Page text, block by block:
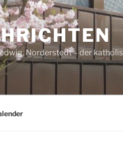
Norderstedt – der